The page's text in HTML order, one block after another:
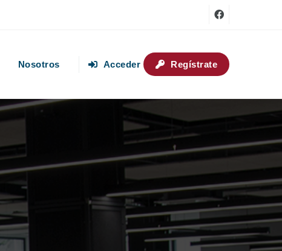
Nosotros Acceder Regístrate